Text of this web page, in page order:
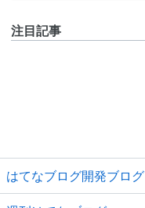
注目記事
はてなブログ開発ブログ